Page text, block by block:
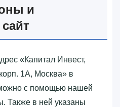
и
«‎Капитал Инвест,
1А, Москва»‎ в
с помощью нашей
Также в ней указаны